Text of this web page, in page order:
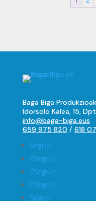
Baga Biga Produkzioak
Idorsolo Kalea, 15,
info@baga-biga.eus
659 975 820 / 618
Seguir
Seguir
Seguir
Seguir
Seguir